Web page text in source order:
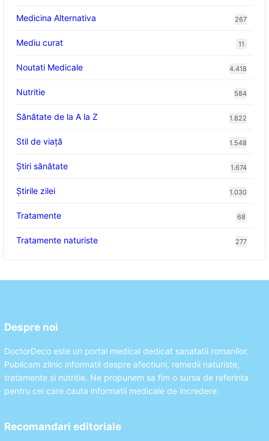
Medicina Alternativa 267
Mediu curat 11
Noutati Medicale 4.418
Nutritie 584
Sănătate de la A la Z 1.822
Stil de viaţă 1.548
Ştiri sănătate 1.674
Știrile zilei 1.030
Tratamente 68
Tratamente naturiste 277
Despre noi
DoctorDeco este un portal medical dedicat sanatatii romanilor.
Publicam zilnic informatii despre afectiuni, remedii naturiste,
tratamente si nutritie. Ne propunem sa fim o sursa de referinta
pentru cei care cauta informatii medicale de incredere.
Recomandari editoriale